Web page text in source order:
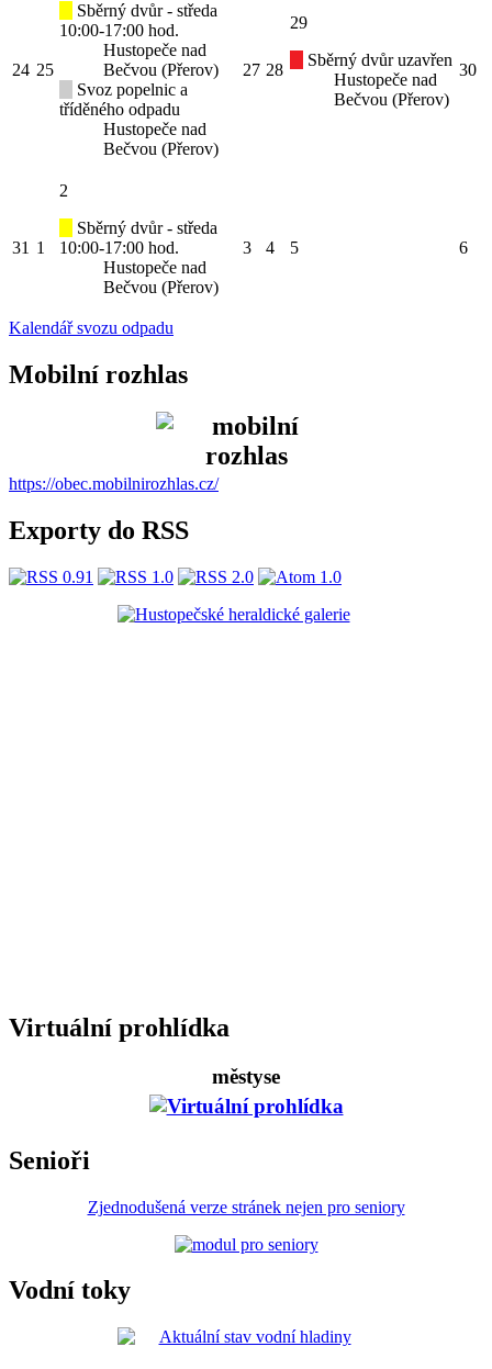
24 25
Sběrný dvůr - středa
10:00-17:00 hod.
Hustopeče nad
Bečvou (Přerov)
Svoz popelnic a
tříděného odpadu
Hustopeče nad
Bečvou (Přerov)
27 28
29
Sběrný dvůr uzavřen
Hustopeče nad
Bečvou (Přerov)
30
31 1
2
Sběrný dvůr - středa
10:00-17:00 hod.
Hustopeče nad
Bečvou (Přerov)
3 4 5 6
Kalendář svozu odpadu
Mobilní rozhlas
https://obec.mobilnirozhlas.cz/
Exporty do RSS
Virtuální prohlídka
městyse
Senioři
Zjednodušená verze stránek nejen pro seniory
Vodní toky